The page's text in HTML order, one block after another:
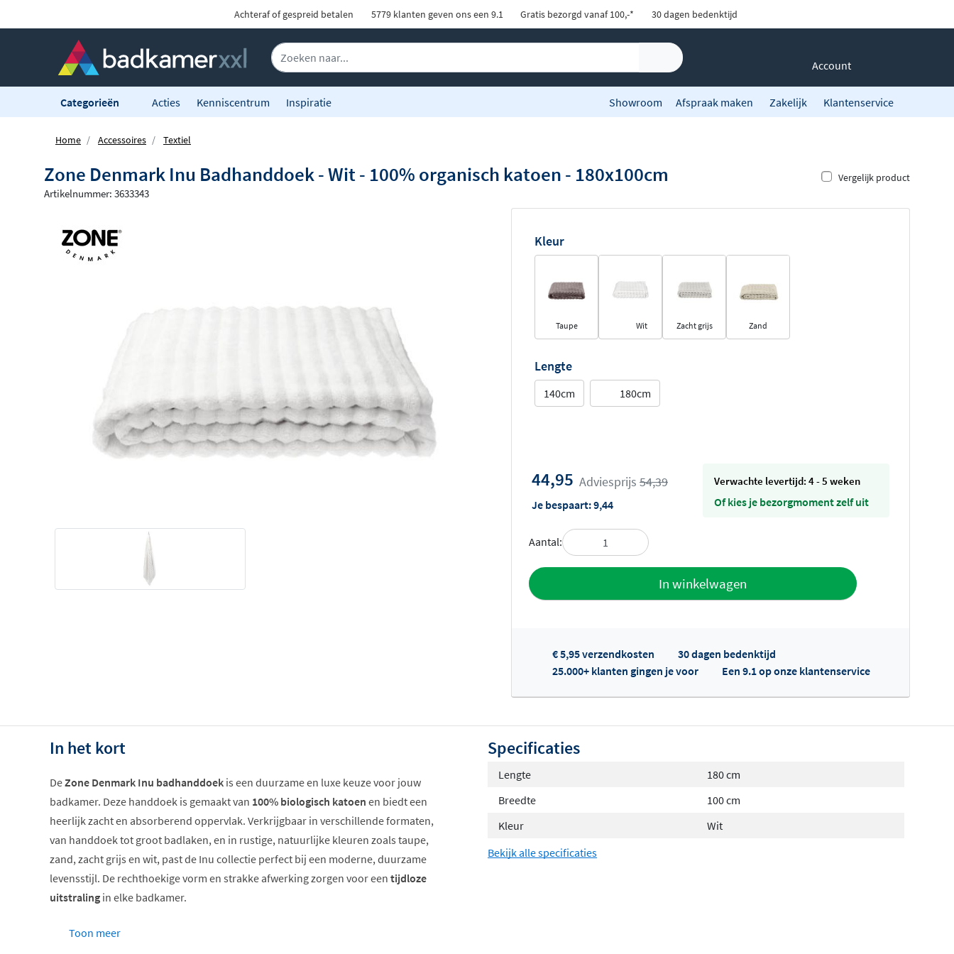
Achteraf of gespreid betalen 5779 klanten geven ons een 9.1 Gratis bezorgd vanaf 100,-* 30 dagen bedenktijd
Account
Categorieën Acties Kenniscentrum Inspiratie Showroom Afspraak maken Zakelijk Klantenservice
Home Accessoires Textiel
Zone Denmark Inu Badhanddoek - Wit - 100% organisch katoen - 180x100cm Vergelijk product
Artikelnummer: 3633343
Kleur
Taupe Wit Zacht grijs Zand
Lengte
140cm 180cm
44,95 Adviesprijs 54,39
Je bespaart:9,44
Verwachte levertijd: 4 - 5 weken
Of kies je bezorgmoment zelf uit
Aantal:
In winkelwagen
Toevoegen aan offerte
€ 5,95 verzendkosten
30 dagen bedenktijd
25.000+ klanten gingen je voor
Een 9.1 op onze klantenservice
In het kort
DeZone Denmark Inu badhanddoek is een duurzame en luxe keuze voor jouw
badkamer. Deze handdoek is gemaakt van 100% biologisch katoen en biedt een
heerlijk zacht en absorberend oppervlak. Verkrijgbaar in verschillende formaten,
van handdoek tot groot badlaken, en in rustige, natuurlijke kleuren zoals taupe,
zand, zacht grijs en wit, past de Inu collectie perfect bij een moderne, duurzame
levensstijl. De rechthoekige vorm en strakke afwerking zorgen voor een tijdloze
uitstraling in elke badkamer.
100% biologisch katoen
Toon meer
Specificaties
Lengte
180 cm
Breedte
100 cm
Kleur
Wit
Bekijk alle specificaties